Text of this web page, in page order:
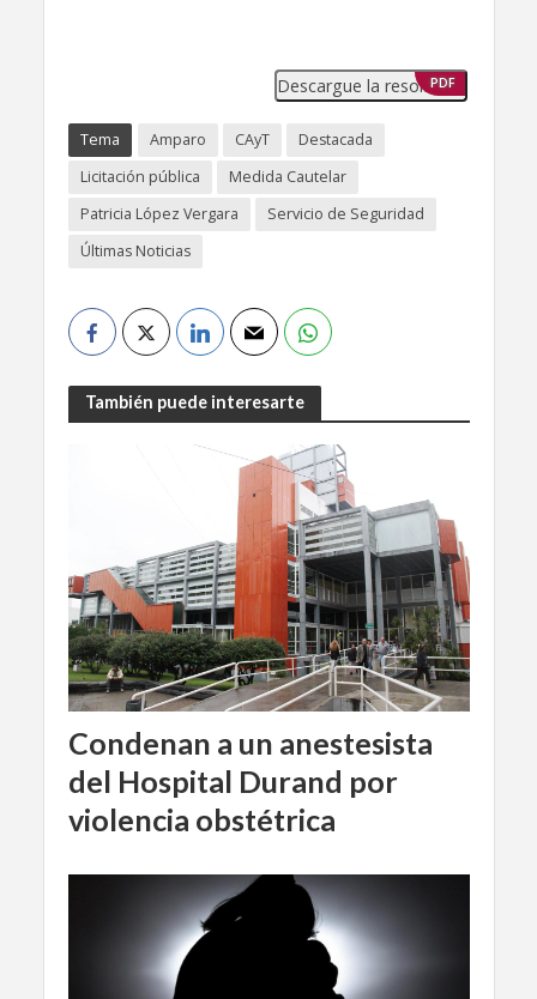
Descargue la resolución
PDF
Tema Amparo CAyT
Destacada
Licitación pública
Medida Cautelar
Patricia López Vergara
Servicio de Seguridad
Últimas Noticias
También puede interesarte
Condenan a un anestesista
del Hospital Durand por
violencia obstétrica